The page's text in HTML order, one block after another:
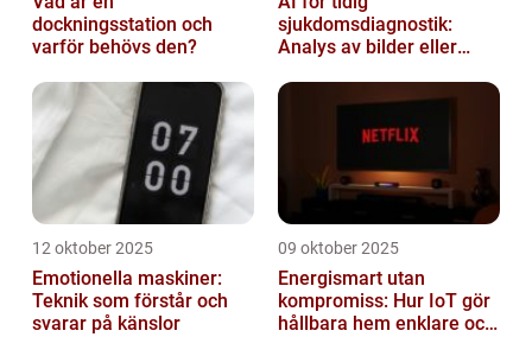
dockningsstation och
varför behövs den?
sjukdomsdiagnostik:
Analys av bilder eller
12 oktober 2025
Emotionella maskiner:
Teknik som förstår och
svarar på känslor
09 oktober 2025
Energismart utan
kompromiss: Hur IoT gör
hållbara hem enklare och